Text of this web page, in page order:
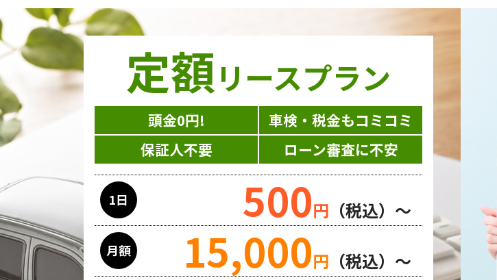
定額リースプラン
頭金0円!
車検・税金もコミコミ
保証人不要
ローン審査に不安
1日 500円 （税込）～
月額 15,000円 （税込）～